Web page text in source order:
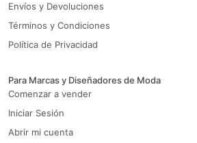
Envíos y Devoluciones
Términos y Condiciones
Política de Privacidad
Para Marcas y Diseñadores de Moda
Comenzar a vender
Iniciar Sesión
Abrir mi cuenta